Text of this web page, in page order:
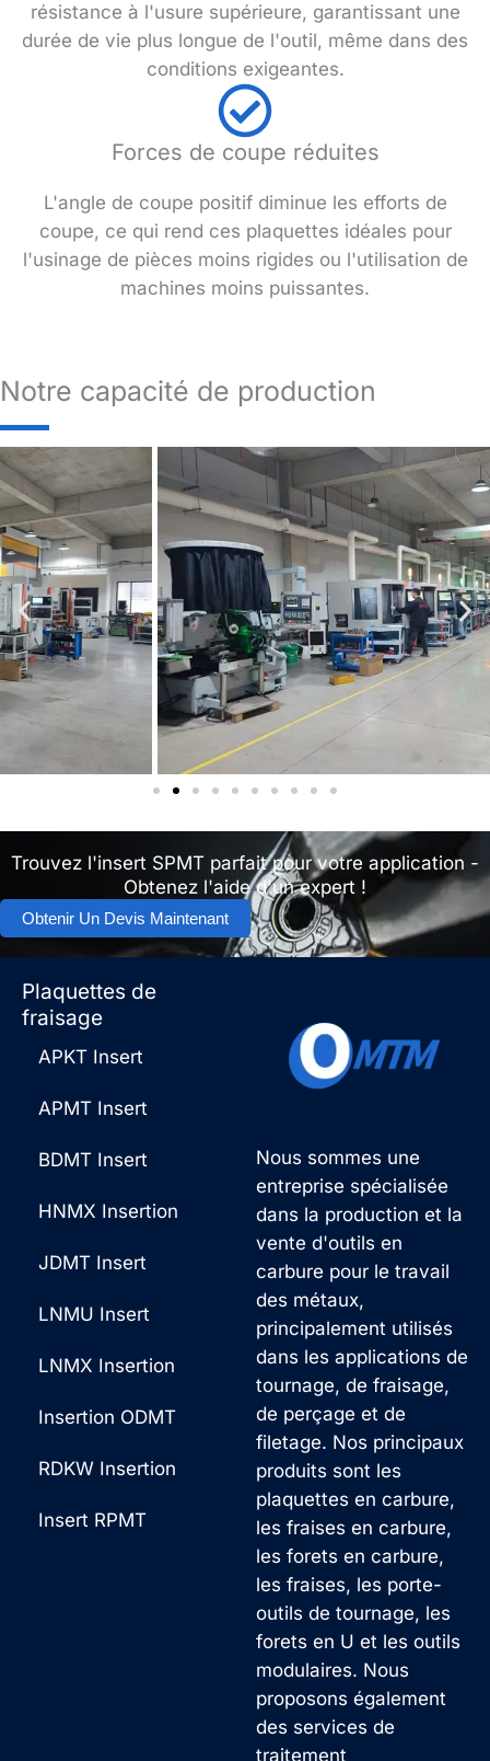
résistance à l'usure supérieure, garantissant une
durée de vie plus longue de l'outil, même dans des
conditions exigeantes.
Forces de coupe réduites
L'angle de coupe positif diminue les efforts de
coupe, ce qui rend ces plaquettes idéales pour
l'usinage de pièces moins rigides ou l'utilisation de
machines moins puissantes.
Notre capacité de production
Trouvez l'insert SPMT parfait pour votre application -
Obtenez l'aide d'un expert !
Obtenir Un Devis Maintenant
Nous sommes une
entreprise spécialisée
dans la production et la
vente d'outils en
carbure pour le travail
des métaux,
principalement utilisés
dans les applications de
tournage, de fraisage,
de perçage et de
filetage. Nos principaux
produits sont les
plaquettes en carbure,
les fraises en carbure,
les forets en carbure,
les fraises, les porte-
outils de tournage, les
forets en U et les outils
modulaires. Nous
proposons également
des services de
traitement
Plaquettes de
fraisage
APKT Insert
APMT Insert
BDMT Insert
HNMX Insertion
JDMT Insert
LNMU Insert
LNMX Insertion
Insertion ODMT
RDKW Insertion
Insert RPMT